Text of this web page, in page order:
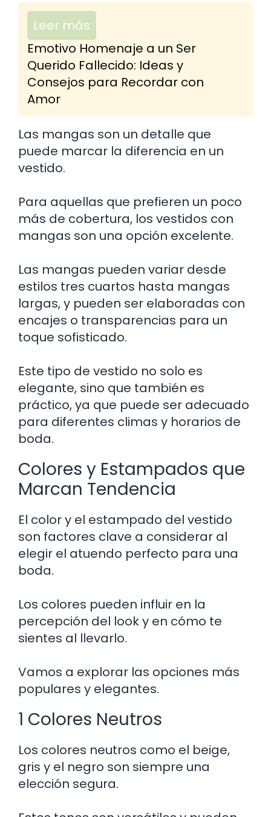
Leer más
Emotivo Homenaje a un Ser
Querido Fallecido: Ideas y
Consejos para Recordar con
Amor
Las mangas son un detalle que
puede marcar la diferencia en un
vestido.
Para aquellas que prefieren un poco
más de cobertura, los vestidos con
mangas son una opción excelente.
Las mangas pueden variar desde
estilos tres cuartos hasta mangas
largas, y pueden ser elaboradas con
encajes o transparencias para un
toque sofisticado.
Este tipo de vestido no solo es
elegante, sino que también es
práctico, ya que puede ser adecuado
para diferentes climas y horarios de
boda.
Colores y Estampados que
Marcan Tendencia
El color y el estampado del vestido
son factores clave a considerar al
elegir el atuendo perfecto para una
boda.
Los colores pueden influir en la
percepción del look y en cómo te
sientes al llevarlo.
Vamos a explorar las opciones más
populares y elegantes.
1 Colores Neutros
Los colores neutros como el beige,
gris y el negro son siempre una
elección segura.